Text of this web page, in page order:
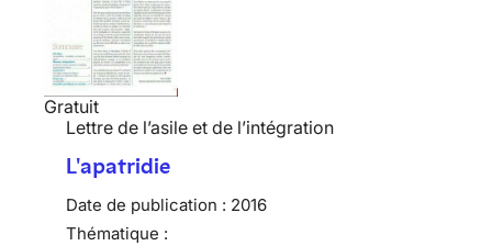
Gratuit
Lettre de l’asile et de l’intégration
L'apatridie
Date de publication : 2016
Thématique :